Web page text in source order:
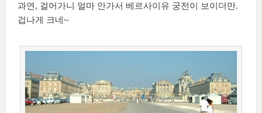
과연, 걸어가니 얼마 안가서 베르사이유 궁전이 보이더만.
겁나게 크네~